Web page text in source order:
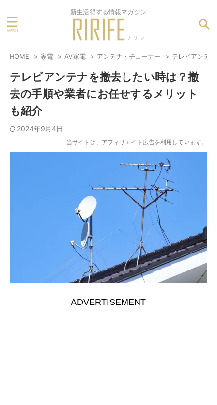
新生活得する情報マガジン
HOME 家電 AV家電 アンテナ・チューナー テレビアンテ
テレビアンテナを撤去したい時は？撤
去の手順や業者にお任せするメリット
も紹介
2024年9月4日
当サイトは、アフィリエイト広告を利用しています。
「引越が決まったので今の住まいのテレビアンテナを撤